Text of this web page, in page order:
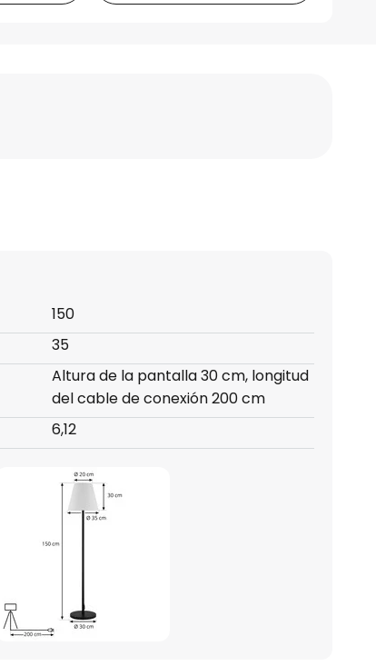
150
35
Altura de la pantalla 30 cm, longitud
del cable de conexión 200 cm
6,12